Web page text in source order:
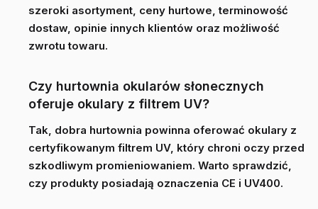
szeroki asortyment, ceny hurtowe, terminowość
dostaw, opinie innych klientów oraz możliwość
zwrotu towaru.
Czy hurtownia okularów słonecznych
oferuje okulary z filtrem UV?
Tak, dobra hurtownia powinna oferować okulary z
certyfikowanym filtrem UV, który chroni oczy przed
szkodliwym promieniowaniem. Warto sprawdzić,
czy produkty posiadają oznaczenia CE i UV400.